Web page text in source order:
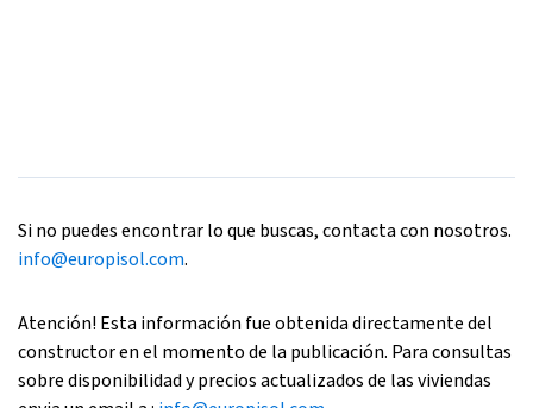
Si no puedes encontrar lo que buscas, contacta con nosotros.
info@europisol.com.
Atención! Esta información fue obtenida directamente del
constructor en el momento de la publicación. Para consultas
sobre disponibilidad y precios actualizados de las viviendas